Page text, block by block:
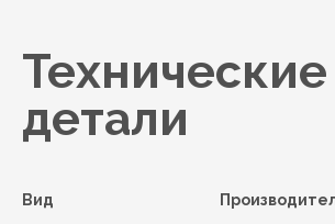
Технические
детали
Вид